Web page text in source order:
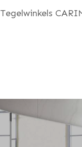
Tegelwinkels